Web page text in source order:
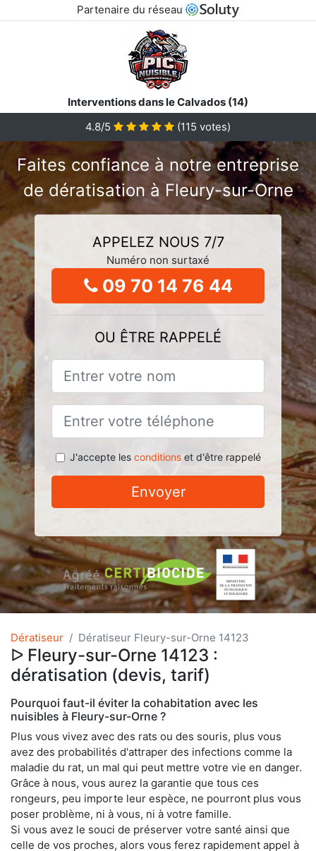
Partenaire du réseau
Interventions dans le Calvados (14)
4.8/5
(115 votes)
Faites confiance à notre entreprise
de dératisation à Fleury-sur-Orne
APPELEZ NOUS 7/7
Numéro non surtaxé
09 70 14 76 44
OU ÊTRE RAPPELÉ
J'accepte les conditionset d'être rappelé
Envoyer
Dératiseur Dératiseur Fleury-sur-Orne 14123
ᐅ Fleury-sur-Orne 14123 :
dératisation (devis, tarif)
Pourquoi faut-il éviter la cohabitation avec les
nuisibles à Fleury-sur-Orne ?
Plus vous vivez avec des rats ou des souris, plus vous
avez des probabilités d'attraper des infections comme la
maladie du rat, un mal qui peut mettre votre vie en danger.
Grâce à nous, vous aurez la garantie que tous ces
rongeurs, peu importe leur espèce, ne pourront plus vous
poser problème, ni à vous, ni à votre famille.
Si vous avez le souci de préserver votre santé ainsi que
celle de vos proches, alors vous ferez rapidement appel à